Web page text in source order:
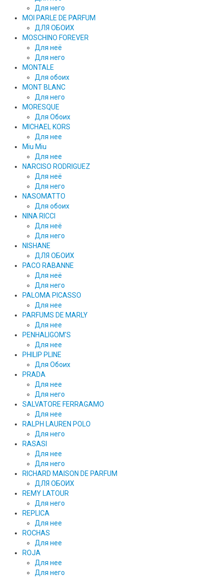
Для него
MOI PARLE DE PARFUM
ДЛЯ ОБОИХ
MOSCHINO FOREVER
Для неё
Для него
MONTALE
Для обоих
MONT BLANC
Для него
MORESQUE
Для Обоих
MICHAEL KORS
Для нее
Miu Miu
Для нее
NARCISO RODRIGUEZ
Для неё
Для него
NASOMATTO
Для обоих
NINA RICCI
Для неё
Для него
NISHANE
ДЛЯ ОБОИХ
PACO RABANNE
Для неё
Для него
PALOMA PICASSO
Для нее
PARFUMS DE MARLY
Для нее
PENHALIGOM'S
Для нее
PHILIP PLINE
Для Обоих
PRADA
Для нее
Для него
SALVATORE FERRAGAMO
Для нее
RALPH LAUREN POLO
Для него
RASASI
Для нее
Для него
RICHARD MAISON DE PARFUM
ДЛЯ ОБОИХ
REMY LATOUR
Для него
REPLICA
Для нее
ROCHAS
Для нее
ROJA
Для нее
Для него